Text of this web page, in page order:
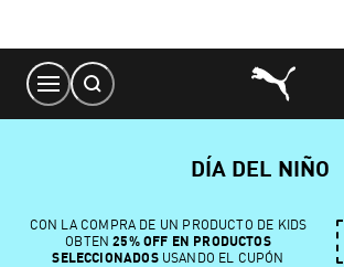
Content
DÍA DEL NIÑO
CON LA COMPRA DE UN PRODUCTO DE KIDS
OBTEN 25% OFF EN PRODUCTOS
SELECCIONADOSUSANDO EL CUPÓN